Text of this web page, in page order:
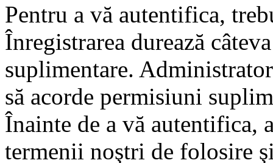
Pentru a vă autentifica,
Înregistrarea durează
suplimentare.
să acorde permisiuni
Înainte de a vă autentifica,
termenii noştri de folosire